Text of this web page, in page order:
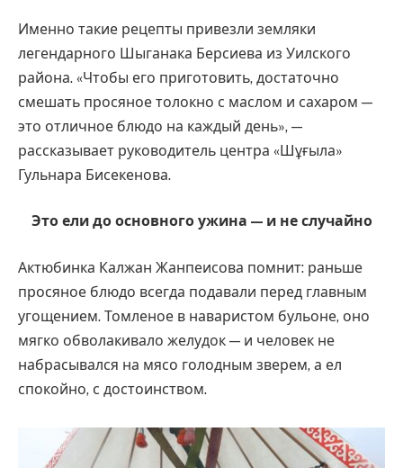
Именно такие рецепты привезли земляки
легендарного Шыганака Берсиева из Уилского
района. «Чтобы его приготовить, достаточно
смешать просяное толокно с маслом и сахаром —
это отличное блюдо на каждый день», —
рассказывает руководитель центра «Шұғыла»
Гульнара Бисекенова.
Это ели до основного ужина — и не случайно
Актюбинка Калжан Жанпеисова помнит: раньше
просяное блюдо всегда подавали перед главным
угощением. Томленое в наваристом бульоне, оно
мягко обволакивало желудок — и человек не
набрасывался на мясо голодным зверем, а ел
спокойно, с достоинством.